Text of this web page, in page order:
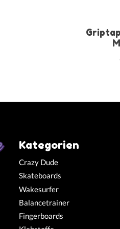
Kategorien
Crazy Dude
Skateboards
Wakesurfer
Balancetrainer
Fingerboards